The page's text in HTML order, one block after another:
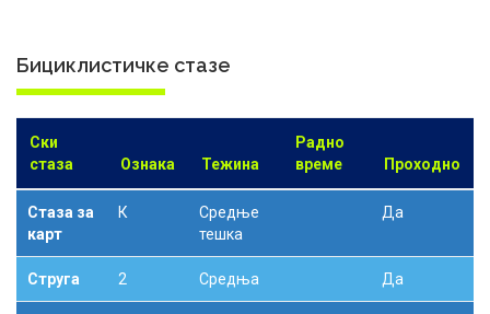
Бициклистичке стазе
Ски
стаза
Ознака Тежина
Радно
време
Проходно
Стаза за
карт
К
Средње
тешка
Да
Струга 2 Средња Да